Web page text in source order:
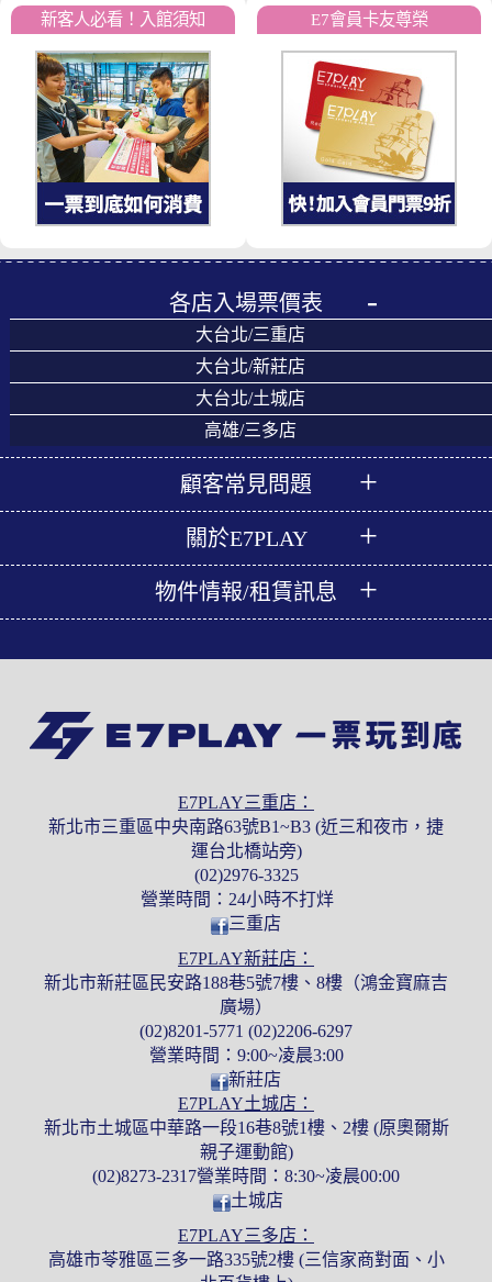
新客人必看！入館須知 E7會員卡友尊榮
各店入場票價表
大台北/三重店
大台北/新莊店
大台北/土城店
高雄/三多店
顧客常見問題
關於E7PLAY
物件情報/租賃訊息
E7PLAY三重店：
新北市三重區中央南路63號B1~B3 (近三和夜市，捷
運台北橋站旁)
(02)2976-3325
營業時間：24小時不打烊
三重店
E7PLAY新莊店：
新北市新莊區民安路188巷5號7樓、8樓（鴻金寶麻吉
廣場）
(02)8201-5771 (02)2206-6297
營業時間：9:00~凌晨3:00
新莊店
E7PLAY土城店：
新北市土城區中華路一段16巷8號1樓、2樓 (原奧爾斯
親子運動館)
(02)8273-2317營業時間：8:30~凌晨00:00
土城店
E7PLAY三多店：
高雄市苓雅區三多一路335號2樓 (三信家商對面、小